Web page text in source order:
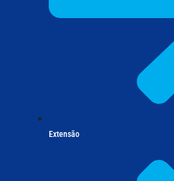
Extensão